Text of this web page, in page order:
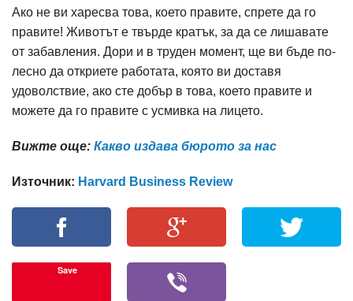
Ако не ви харесва това, което правите, спрете да го
правите! Животът е твърде кратък, за да се лишавате
от забавления. Дори и в труден момент, ще ви бъде по-
лесно да откриете работата, която ви доставя
удоволствие, ако сте добър в това, което правите и
можете да го правите с усмивка на лицето.
Вижте още: Какво издава бюрото за нас
Източник: Harvard Business Review
Save